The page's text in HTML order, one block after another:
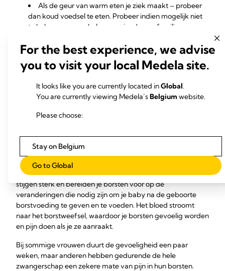
Als de geur van warm eten je ziek maakt – probeer
dan koud voedsel te eten. Probeer indien mogelijk niet
te koken en vraag hulp aan vrienden en familie.
te bereiden zijn. Als je te lang bezig bent om eten klaar
te maken, heb je misschien geen zin meer om te eten.
Neem veel rust.
Zwangerschapssymptoom
#3: gevoelige borsten
je ze per ongeluk stoot? Pijnlijke, tintelende borsten en
tepels zijn heel normaal in het begin van de zwangerschap.
De zwangerschapshormonen oestrogeen en progesteron
stijgen sterk en bereiden je borsten voor op de
veranderingen die nodig zijn om je baby na de geboorte
borstvoeding te geven en te voeden. Het bloed stroomt
naar het borstweefsel, waardoor je borsten gevoelig worden
en pijn doen als je ze aanraakt.
Bij sommige vrouwen duurt de gevoeligheid een paar
weken, maar anderen hebben gedurende de hele
zwangerschap een zekere mate van pijn in hun borsten.
For the best experience, we advise
you to visit your local Medela site.
It looks like you are currently located inGlobal.
You are currently viewing Medela’sBelgium website.
Please choose:
Stay on Belgium
Go to Global